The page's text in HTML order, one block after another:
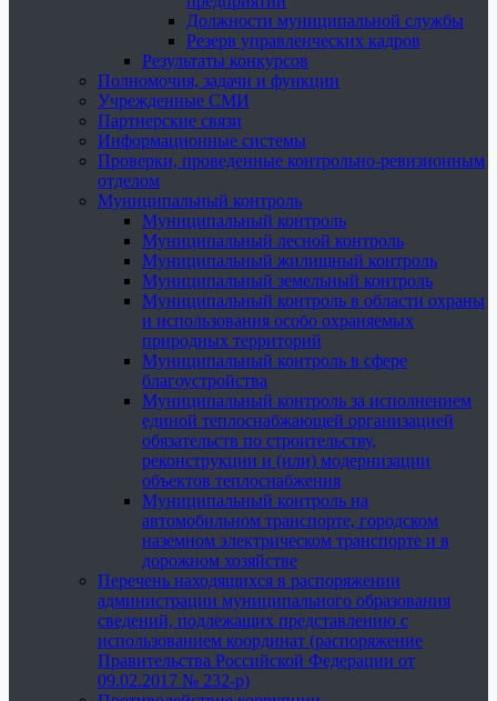
Должности муниципальной службы
Резерв управленческих кадров
Результаты конкурсов
Полномочия, задачи и функции
Учрежденные СМИ
Партнерские связи
Информационные системы
Проверки, проведенные контрольно-ревизионным
отделом
Муниципальный контроль
Муниципальный контроль
Муниципальный лесной контроль
Муниципальный жилищный контроль
Муниципальный земельный контроль
Муниципальный контроль в области охраны
и использования особо охраняемых
природных территорий
Муниципальный контроль в сфере
благоустройства
Муниципальный контроль за исполнением
единой теплоснабжающей организацией
обязательств по строительству,
реконструкции и (или) модернизации
объектов теплоснабжения
Муниципальный контроль на
автомобильном транспорте, городском
наземном электрическом транспорте и в
дорожном хозяйстве
Перечень находящихся в распоряжении
администрации муниципального образования
сведений, подлежащих представлению с
использованием координат (распоряжение
Правительства Российской Федерации от
09.02.2017 № 232-р)